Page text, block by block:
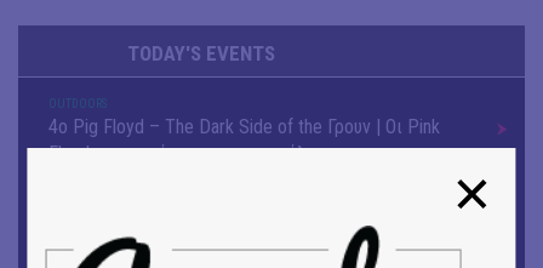
TODAY'S EVENTS
OUTDΟORS
4ο Pig Floyd – The Dark Side of the Γρουν | Οι Pink
Floyd συναντούν… τη γουρνοπούλα